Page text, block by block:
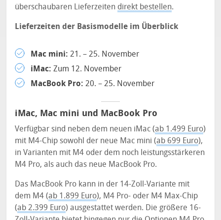
überschaubaren Lieferzeiten direkt bestellen.
Lieferzeiten der Basismodelle im Überblick
Mac mini: 21. – 25. November
iMac: Zum 12. November
MacBook Pro: 20. – 25. November
iMac, Mac mini und MacBook Pro
Verfügbar sind neben dem neuen iMac (ab 1.499 Euro)
mit M4-Chip sowohl der neue Mac mini (ab 699 Euro),
in Varianten mit M4 oder dem noch leistungsstärkeren
M4 Pro, als auch das neue MacBook Pro.
Das MacBook Pro kann in der 14-Zoll-Variante mit
dem M4 (ab 1.899 Euro), M4 Pro- oder M4 Max-Chip
(ab 2.399 Euro) ausgestattet werden. Die größere 16-